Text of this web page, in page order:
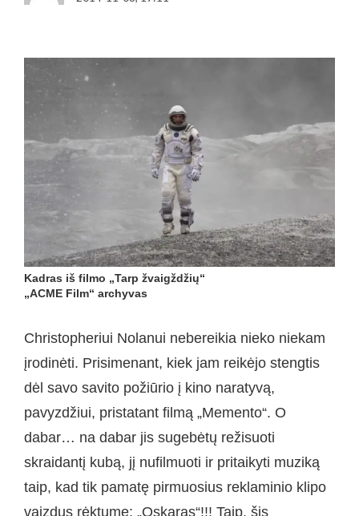
Kadras iš filmo „Tarp žvaigždžių“
„ACME Film“ archyvas
Christopheriui Nolanui nebereikia nieko niekam
įrodinėti. Prisimenant, kiek jam reikėjo stengtis
dėl savo savito požiūrio į kino naratyvą,
pavyzdžiui, pristatant filmą „Memento“. O
dabar… na dabar jis sugebėtų režisuoti
skraidantį kubą, jį nufilmuoti ir pritaikyti muziką
taip, kad tik pamatę pirmuosius reklaminio klipo
vaizdus rėktume: „Oskaras“!!! Taip, šis